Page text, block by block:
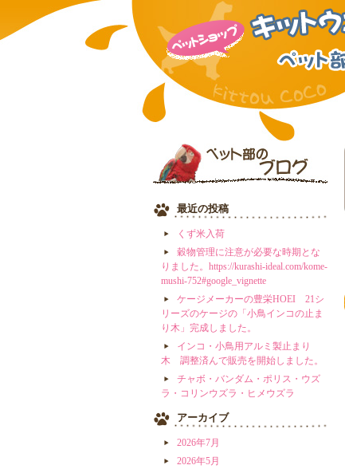
最近の投稿
くず米入荷
穀物管理に注意が必要な時期とな
りました。https://kurashi-ideal.com/kome-
mushi-752#google_vignette
ケージメーカーの豊栄HOEI 21シ
リーズのケージの「小鳥インコの止ま
り木」完成しました。
インコ・小鳥用アルミ製止まり
木 調整済んで販売を開始しました。
チャボ・バンダム・ポリス・ウズ
ラ・コリンウズラ・ヒメウズラ
アーカイブ
2026年7月
2026年5月